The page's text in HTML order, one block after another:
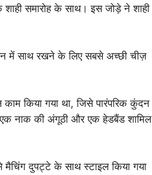
समारोह के साथ। इस जोड़े ने शाही
में साथ रखने के लिए सबसे अच्छी चीज़
किया गया था, जिसे पारंपरिक कुंदन
नाक की अंगूठी और एक हेडबैंड शामिल
मैचिंग दुपट्टे के साथ स्टाइल किया गया